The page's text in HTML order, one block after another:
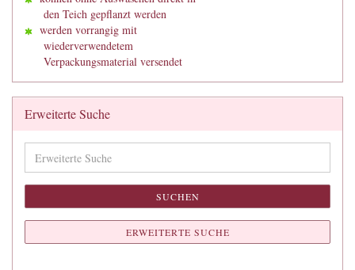
den Teich gepflanzt werden
werden vorrangig mit
wiederverwendetem
Verpackungsmaterial versendet
Erweiterte Suche
Suche
SUCHEN
ERWEITERTE SUCHE